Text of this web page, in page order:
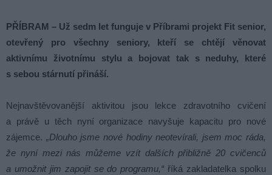
PŘÍBRAM – Už sedm let funguje v Příbrami projekt Fit senior,
otevřený pro všechny seniory, kteří se chtějí věnovat
aktivnímu životnímu stylu a bojovat tak s neduhy, které
s sebou stárnutí přináší.
Nejnavštěvovanější aktivitou jsou lekce zdravotního cvičení
a právě u těch nyní organizace navyšuje kapacitu pro nové
zájemce. „Dlouho jsme nové hodiny neotevírali, jsem moc ráda,
že nyní mezi nás můžeme vzít dalších přibližně 20 cvičenců
a umožnit jim zapojit se do programu,“ říká zakladatelka spolku